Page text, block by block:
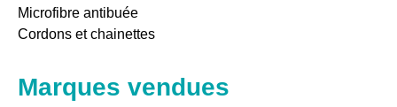
Microfibre antibuée
Cordons et chainettes
Marques vendues